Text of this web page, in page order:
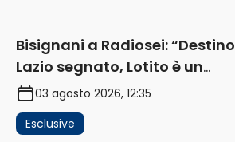
Bisignani a Radiosei: “Destino
Lazio segnato, Lotito è un
problema, la chiave sono
Flaminio e politica. La protesta
e gli interessi dei fondi”
03 agosto 2026, 12:35
Esclusive